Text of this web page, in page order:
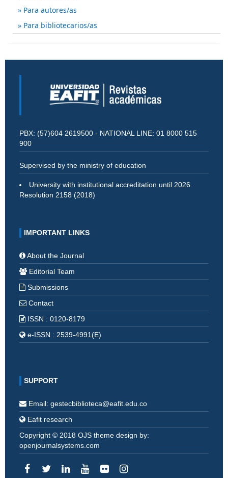
Para autores/as
Para bibliotecarios/as
PBX: (57)604 2619500 - NATIONAL LINE: 01 8000 515
900
Supervised by the ministry of education
University with institutional accreditation until 2026.
Resolution 2158 (2018)
IMPORTANT LINKS
About the Journal
Editorial Team
Submissions
Contact
ISSN : 0120-8179
e-ISSN : 2539-4991(E)
SUPPORT
Email: gestecbiblioteca@eafit.edu.co
Eafit research
Copyright © 2018 OJS theme design by:
openjournalsystems.com